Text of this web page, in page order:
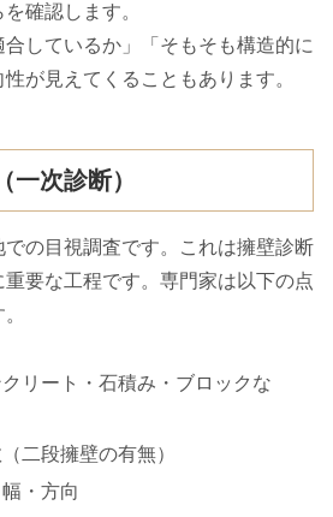
確認します。
しているか」「そもそも構造的に
が見えてくることもあります。
一次診断）
の目視調査です。これは擁壁診断
要な工程です。専門家は以下の点
リート・石積み・ブロックな
二段擁壁の有無）
・方向